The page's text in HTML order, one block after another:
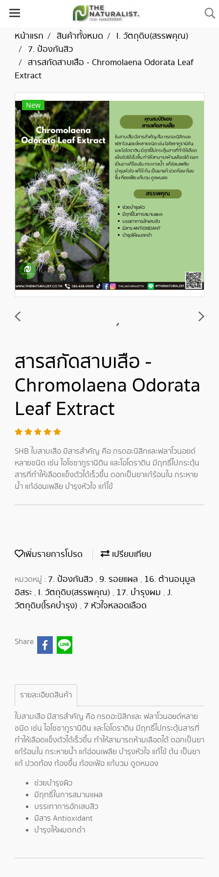
หน้าแรก สินค้าทั้งหมด
I. วัตถุดิบ(สรรพคุณ)
7. ป้องกันสิว
สารสกัดสาบเสือ - Chromolaena Odorata Leaf
Extract
New
สารสกัดสาบเสือ -
Chromolaena Odorata
Leaf Extract
SHB ใบสาบเสือ มีสารสำคัญ คือ กรดอะนิสิกและฟลาโวนอยด์
หลายชนิด เช่น ไอโซซากูรานิติน และโอโดราติน มีฤทธิ์ไปกระตุ้น
สารที่ทำให้เลือดแข็งตัวได้เร็วขึ้น ดอกเป็นยาแก้ร้อนใน กระหาย
น้ำ แก้อ่อนเพลีย บำรุงหัวใจ แก้ไข้
เพิ่มรายการโปรด เปรียบเทียบ
หมวดหมู่ : 7. ป้องกันสิว , 9. รอยแผล , 16. ต้านอนุมูล
อิสระ , I. วัตถุดิบ(สรรพคุณ) , 17. บำรุงผม , J.
วัตถุดิบ(โรคบำรุง) , 7 หัวใจหลอดเลือด
Share
รายละเอียดสินค้า
ใบสาบเสือ มีสารสำคัญ คือ กรดอะนิสิกและ ฟลาโวนอยด์หลาย
ชนิด เช่น ไอโซซากูรานิติน และโอโดราติน มีฤทธิ์ไปกระตุ้นสารที่
ทำให้เลือดแข็งตัวได้เร็วขึ้น ทำให้สามารถห้ามเลือดได้ ดอกเป็นยา
แก้ร้อนใน กระหายน้ำ แก้อ่อนเพลีย บำรุงหัวใจ แก้ไข้ ต้น เป็นยา
แก้ ปวดท้อง ท้องขึ้น ท้องเฟ้อ แก้บวม ดูดหนอง
ช่วยบำรุงผิว
มีฤทธิ์ในการสมานแผล
บรรเทาการอักเสบสิว
มีสาร Antioxidant
บำรุงให้ผมดกดำ